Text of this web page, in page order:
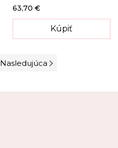
63,70 €
Kúpiť
Nasledujúca